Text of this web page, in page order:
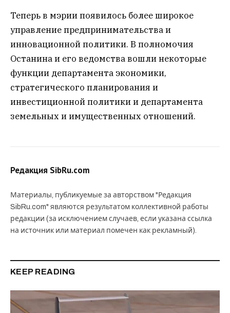
Теперь в мэрии появилось более широкое
управление предпринимательства и
инновационной политики. В полномочия
Останина и его ведомства вошли некоторые
функции департамента экономики,
стратегического планирования и
инвестиционной политики и департамента
земельных и имущественных отношений.
Редакция SibRu.com
Материалы, публикуемые за авторством "Редакция
SibRu.com" являются результатом коллективной работы
редакции (за исключением случаев, если указана ссылка
на источник или материал помечен как рекламный).
KEEP READING